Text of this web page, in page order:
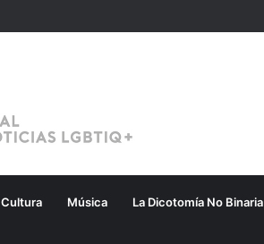
Cultura Música La Dicotomía No Binaria